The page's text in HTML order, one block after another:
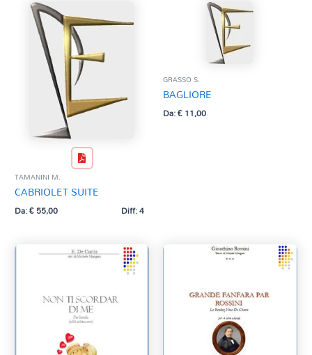
TAMANINI M.
CABRIOLET SUITE
Da:€55,00 Diff: 4
GRASSO S.
BAGLIORE
Da:€11,00